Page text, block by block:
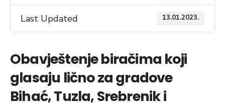
Last Updated 13.01.2023.
Obavještenje biračima koji
glasaju lično za gradove
Bihać, Tuzla, Srebrenik i